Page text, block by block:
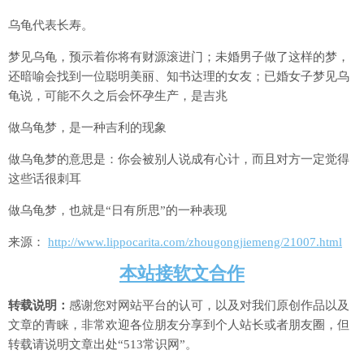
乌龟代表长寿。
梦见乌龟，预示着你将有财源滚进门；未婚男子做了这样的梦，
还暗喻会找到一位聪明美丽、知书达理的女友；已婚女子梦见乌
龟说，可能不久之后会怀孕生产，是吉兆
做乌龟梦，是一种吉利的现象
做乌龟梦的意思是：你会被别人说成有心计，而且对方一定觉得
这些话很刺耳
做乌龟梦，也就是“日有所思”的一种表现
来源： http://www.lippocarita.com/zhougongjiemeng/21007.html
本站接软文合作
转载说明： 感谢您对网站平台的认可，以及对我们原创作品以及
文章的青睐，非常欢迎各位朋友分享到个人站长或者朋友圈，但
转载请说明文章出处“513常识网”。